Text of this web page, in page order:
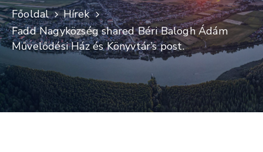
Turisztika
Választási
Információk
Események
Kapcsolat
Főoldal
Hírek
Fadd Nagyközség shared Béri Balogh Ádám
Művelődési Ház és Könyvtár’s post.